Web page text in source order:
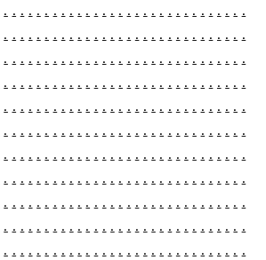
. . . . . . . . . . . . . . . . . . . . . . . . . . . . . .
. . . . . . . . . . . . . . . . . . . . . . . . . . . . . .
. . . . . . . . . . . . . . . . . . . . . . . . . . . . . .
. . . . . . . . . . . . . . . . . . . . . . . . . . . . . .
. . . . . . . . . . . . . . . . . . . . . . . . . . . . . .
. . . . . . . . . . . . . . . . . . . . . . . . . . . . . .
. . . . . . . . . . . . . . . . . . . . . . . . . . . . . .
. . . . . . . . . . . . . . . . . . . . . . . . . . . . . .
. . . . . . . . . . . . . . . . . . . . . . . . . . . . . .
. . . . . . . . . . . . . . . . . . . . . . . . . . . . . .
. . . . . . . . . . . . . . . . . . . . . . . . . . . . . .